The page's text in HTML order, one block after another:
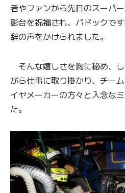
者やファンから先日のスーパ
彰台を祝福され、パドックで
辞の声をかけられました。
そんな嬉しさを胸に秘め、
がら仕事に取り掛かり、チー
イヤメーカーの方々と入念な
た。